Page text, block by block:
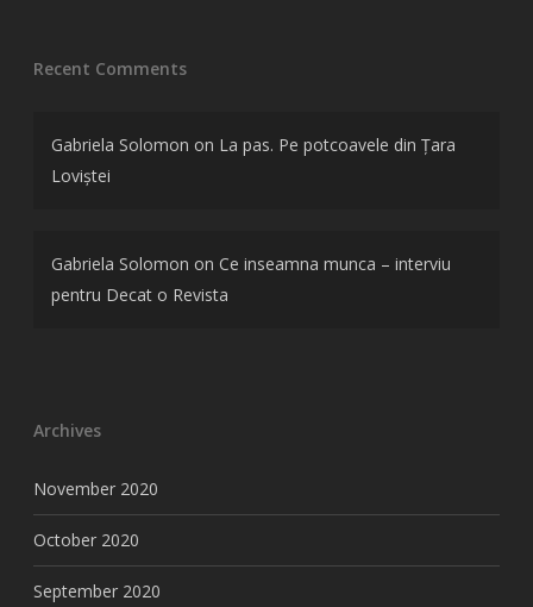
Recent Comments
Gabriela Solomon on La pas. Pe potcoavele din Țara
Loviștei
Gabriela Solomon on Ce inseamna munca – interviu
pentru Decat o Revista
Archives
November 2020
October 2020
September 2020